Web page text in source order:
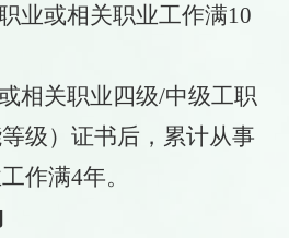
业或相关职业工作满10
相关职业四级/中级工职
级）证书后，累计从事
作满4年。